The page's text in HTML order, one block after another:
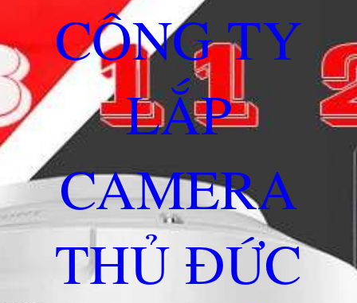
CÔNG TY
LẮP
CAMERA
THỦ ĐỨC